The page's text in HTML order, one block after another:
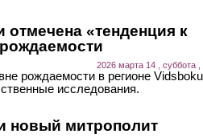
отмечена «тенденция к
2026 марта 14 , суббота ,
рождаемости в регионе Vidsboku
исследования.
новый митрополит